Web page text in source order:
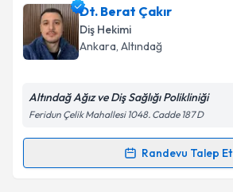
Dt. Berat Çakır
Diş Hekimi
Ankara, Altındağ
Altındağ Ağız ve Diş Sağlığı Polikliniği
Feridun Çelik Mahallesi 1048. Cadde 187 D
Randevu Talep Et
Randevu Takvimi Talebi